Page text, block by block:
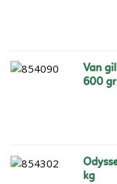
van gilse witte basterdsuiker 12 x
600 gr
odyssey himalaya kristal zout fijn 1
kg